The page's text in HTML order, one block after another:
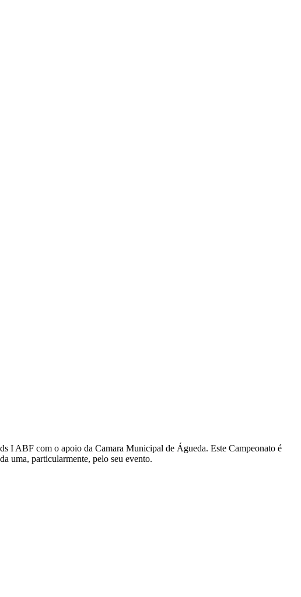
I ABF com o apoio da Camara Municipal de Águeda. Este Campeonato é
uma, particularmente, pelo seu evento.